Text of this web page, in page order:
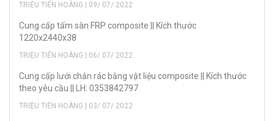
TRIỆU TIẾN HOÀNG | 09/ 07/ 2022
Cung cấp tấm sàn FRP composite || Kích thước
1220x2440x38
TRIỆU TIẾN HOÀNG | 06/ 07/ 2022
Cung cấp lưới chắn rác bằng vật liệu composite || Kích thước
theo yêu cầu || LH: 0353842797
TRIỆU TIẾN HOÀNG | 03/ 07/ 2022